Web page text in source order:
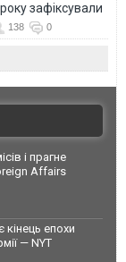
зафіксували
138 0
і прагне
Affairs
кінець епохи
— NYT